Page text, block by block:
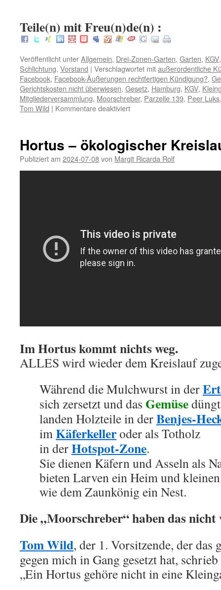
Teile(n) mit Freu(n)de(n) :
Veröffentlicht unterAllgemein, Drei-Zonen-Garten, Garten, KGV
Schlichtung, Vorstand | Verschlagwortet mitaußerordentliche
Facebook, Facebook-Äußerungen rechtfertigen Kündigung?,
Gerichtskosten nicht überwiesen, Gesetz, Hamburg, KGV,
Mitgliederversammlung, Moorschreber, Parzelle 139, Peer Luks
Tom Wild | Kommentare deaktiviertfür
Falschinformation
der
Hortus – ökologischer
Publiziert am 2024-07-08von Margit Ricarda Rolf
Im Hortus kommt nichts weg.
ALLES wird wieder dem Kreislauf
Während die Mulchwurst in der
sich zersetzt und das Gemüse
landen Holzteile in derBenjes-
imKäferkelleroder als Totholz
in derHotspot-Zone.
Sie dienen Käfern und Asseln als
bieten Larven ein Heim und
wie dem Zaunkönig ein Nest.
Die „Moorschreber“ haben das nicht
Tom Wild, der 1. Vorsitzende, der das
gegen mich in Gang gesetzt hat,
„Ein Hortus gehöre nicht in eine